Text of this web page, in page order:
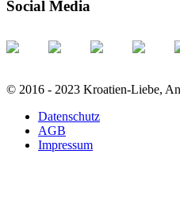
Social Media
© 2016 - 2023 Kroatien-Liebe,
Datenschutz
AGB
Impressum